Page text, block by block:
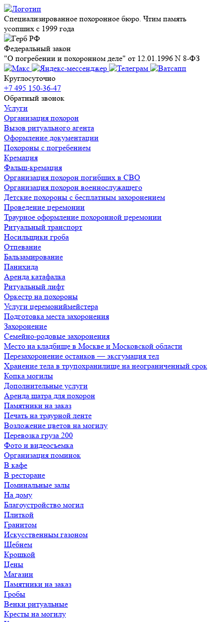
Специализированное похоронное бюро. Чтим память
усопших с 1999 года
Федеральный закон
"О погребении и похоронном деле" от 12.01.1996 N 8-ФЗ
Круглосуточно
+7 495 150-36-47
Обратный звонок
Услуги
Организация похорон
Вызов ритуального агента
Оформление документации
Похороны с погребением
Кремация
Фальш-кремация
Организация похорон погибших в СВО
Организация похорон военнослужащего
Детские похороны с бесплатным захоронением
Проведение церемонии
Траурное оформление похоронной церемонии
Ритуальный транспорт
Носильщики гроба
Отпевание
Бальзамирование
Панихида
Аренда катафалка
Ритуальный лифт
Оркестр на похороны
Услуги церемониймейстера
Подготовка места захоронения
Захоронение
Семейно-родовые захоронения
Место на кладбище в Москве и Московской области
Перезахоронение останков — эксгумация тел
Хранение тела в трупохранилище на неограниченный срок
Копка могилы
Дополнительные услуги
Аренда шатра для похорон
Памятники на заказ
Печать на траурной ленте
Возложение цветов на могилу
Перевозка груза 200
Фото и видеосъемка
Организация поминок
В кафе
В ресторане
Поминальные залы
На дому
Благоустройство могил
Плиткой
Гранитом
Искусственным газоном
Щебнем
Крошкой
Цены
Магазин
Памятники на заказ
Гробы
Венки ритуальные
Кресты на могилу